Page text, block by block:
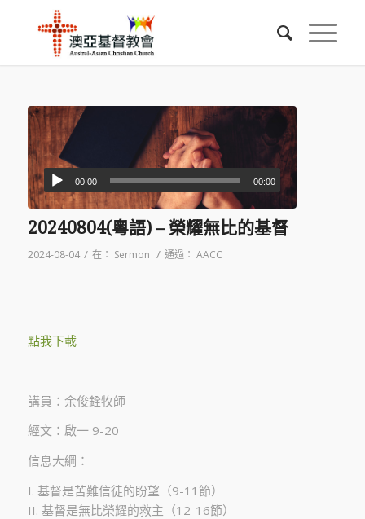
00:00 00:00
20240804(粵語) – 榮耀無比的基督
2024-08-04 / 在： Sermon / 通過： AACC
點我下載
講員：余俊銓牧師
經文：啟一 9-20
信息大綱：
I. 基督是苦難信徒的盼望（9-11節）
II. 基督是無比榮耀的救主（12-16節）